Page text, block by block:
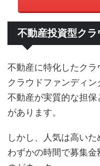
不動産投資型ク
不動産に特化したク
クラウドファンディ
不動産が実質的な担
があります。
しかし、人気は高い
わずかの時間で募集